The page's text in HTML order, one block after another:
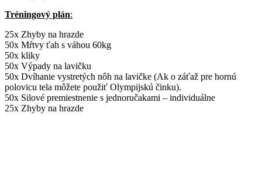
Tréningový plán:
25x Zhyby na hrazde
50x Mŕtvy ťah s váhou 60kg
50x kliky
50x Výpady na lavičku
50x Dvíhanie vystretých nôh na lavičke (Ak o záťaž pre hornú
polovicu tela môžete použiť Olympijskú činku).
50x Silové premiestnenie s jednoručakami – individuálne
25x Zhyby na hrazde